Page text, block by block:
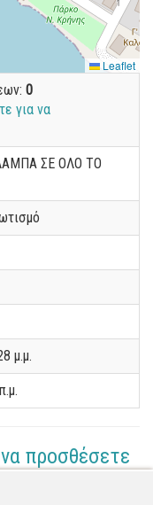
Leaflet
0
για να
ΣΕ ΟΛΟ ΤΟ
μ.μ.
προσθέσετε